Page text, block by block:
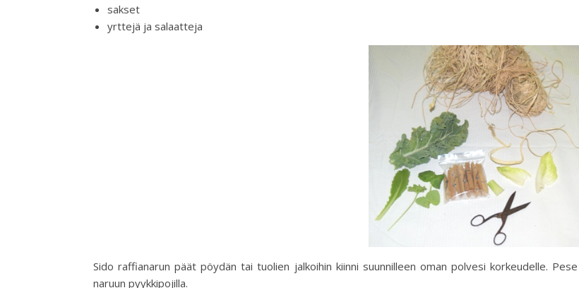
sakset
yrttejä ja salaatteja
Sido raffianarun päät pöydän tai tuolien jalkoihin kiinni suunnilleen oman polvesi korkeudelle.
naruun pyykkipojilla.